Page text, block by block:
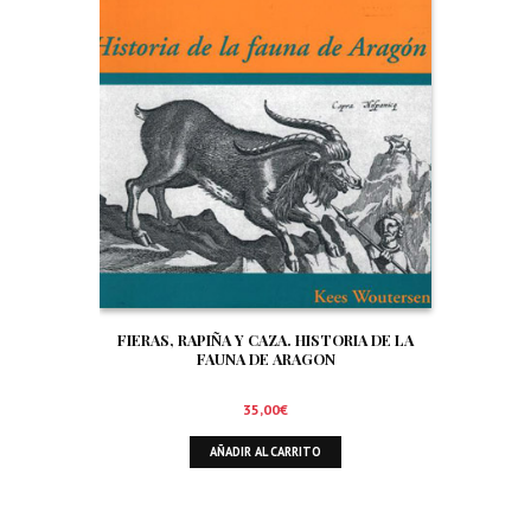
FIERAS, RAPIÑA Y CAZA. HISTORIA DE LA
FAUNA DE ARAGON
35,00€
AÑADIR AL CARRITO